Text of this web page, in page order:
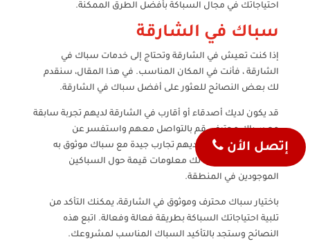
احتياجاتك في مجال السباكة بأفضل الطرق الممكنة.
سباك في الشارقة
إذا كنت تعيش في الشارقة وتحتاج إلى خدمات سباك في
الشارقة ، فأنت في المكان المناسب. في هذا المقال، سنقدم
لك بعض النصائح للعثور على أفضل سباك في الشارقة.
قد يكون لديك أصدقاء أو أقارب في الشارقة لديهم تجربة سابقة
مع سباك محترف. قم بالتواصل معهم واستفسر عن
توصياتهم. قد يكون لديهم تجارب جيدة مع سباك موثوق به
ويمكنهم أن يقدموا لك معلومات قيمة حول السباكين
الموجودين في المنطقة.
باختيار سباك محترف وموثوق في الشارقة، يمكنك التأكد من
تلبية احتياجاتك السباكة بطريقة فعالة وفعالة. اتبع هذه
النصائح وستجد بالتأكيد السباك المناسب لمشروعك.
إتصل الأن